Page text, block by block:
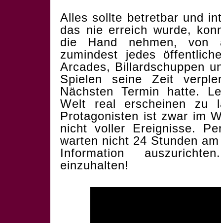
Alles sollte betretbar und
das nie erreich wurde,
die Hand nehmen, von
zumindest jedes
Arcades, Billardschuppen
Spielen seine Zeit
Nächsten Termin hatte.
Welt real erscheinen zu
Protagonisten ist zwar im
nicht voller Ereignisse.
warten nicht 24 Stunden
Information
einzuhalten!